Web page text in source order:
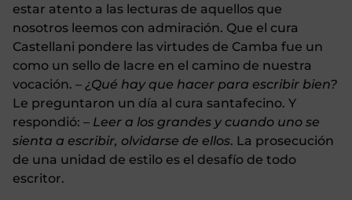
estar atento a las lecturas de aquellos que
nosotros leemos con admiración. Que el cura
Castellani pondere las virtudes de Camba fue un
como un sello de lacre en el camino de nuestra
vocación. – ¿Qué hay que hacer para escribir bien?
Le preguntaron un día al cura santafecino. Y
respondió: – Leer a los grandes y cuando uno se
sienta a escribir, olvidarse de ellos. La prosecución
de una unidad de estilo es el desafío de todo
escritor.